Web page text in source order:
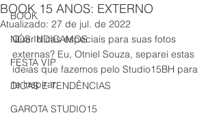
BOOK
NÓS INDICAMOS
FESTA VIP
DICAS E TENDÊNCIAS
GAROTA STUDIO15
BOOK 15 ANOS: EXTERNO
Atualizado: 27 de jul. de 2022
Quer dicas especiais para suas fotos
externas? Eu, Otniel Souza, separei estas
ideias que fazemos pelo Studio15BH para
te inspirar.